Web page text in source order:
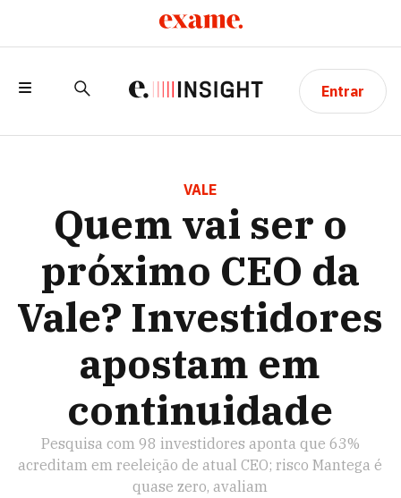
Entrar
VALE? INVESTIDORES APOSTAM EM
VALE
Quem vai ser o
próximo CEO da
Vale? Investidores
apostam em
continuidade
Pesquisa com 98 investidores aponta que 63%
acreditam em reeleição de atual CEO; risco Mantega é
quase zero, avaliam